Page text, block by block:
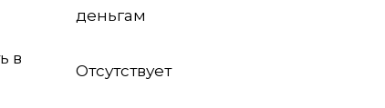
деньгам
в
Отсутствует